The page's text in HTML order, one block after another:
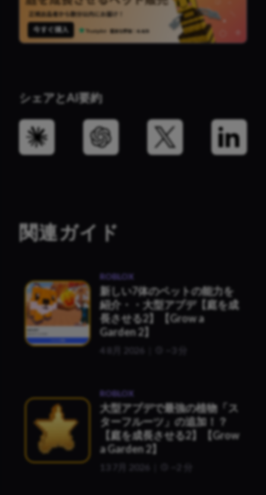
シェアとAI要約
関連ガイド
ROBLOX
新しい7体のペットの能力を
紹介・・大型アプデ【庭を成
長させる2】【Grow a
Garden 2】
4 8月 2026
ROBLOX
大型アプデで最強の植物「ス
ターフルーツ」の追加！？
【庭を成長させる2】【Grow
a Garden 2】
13 7月 2026